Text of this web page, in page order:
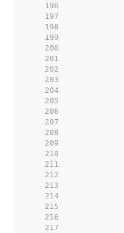
   196
   197
   198
   199
   200
   201
   202
   203
   204
   205
   206
   207
   208
   209
   210
   211
   212
   213
   214
   215
   216
   217